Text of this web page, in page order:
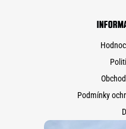
Podmínky